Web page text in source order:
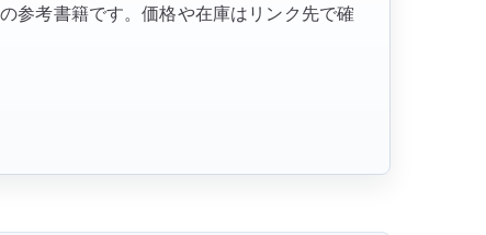
参考書籍です。価格や在庫はリンク先で確